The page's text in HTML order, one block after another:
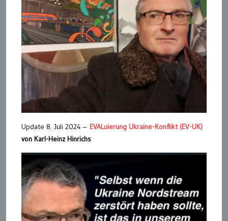
Update 8. Juli 2024 – EVALuierung Ukraine-Konflikt (EV-UK)
von Karl-Heinz Hinrichs